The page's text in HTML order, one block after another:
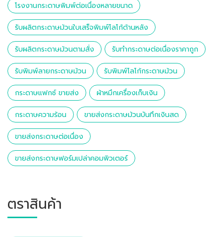
โรงงานกระดาษพิมพ์ต่อเนื่องหลายขนาด
รับผลิตกระดาษม้วนใบเสร็จพิมพ์โลโก้ด้านหลัง
รับผลิตกระดาษม้วนตามสั่ง รับทำกระดาษต่อเนื่องราคาถูก
รับพิมพ์ลายกระดาษม้วน รับพิมพ์โลโก้กระดาษม้วน
กระดาษแฟกซ์ ขายส่ง ผ้าหมึกเครื่องเก็บเงิน
กระดาษความร้อน ขายส่งกระดาษม้วนบันทึกเงินสด
ขายส่งกระดาษต่อเนื่อง
ขายส่งกระดาษฟอร์มเปล่าคอมพิวเตอร์
ตราสินค้า